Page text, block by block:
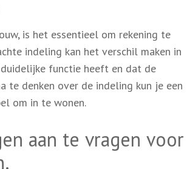
is het essentieel om rekening te
indeling kan het verschil maken in
functie heeft en dat de
te denken over de indeling kun je een
om in te wonen.
aan te vragen voor